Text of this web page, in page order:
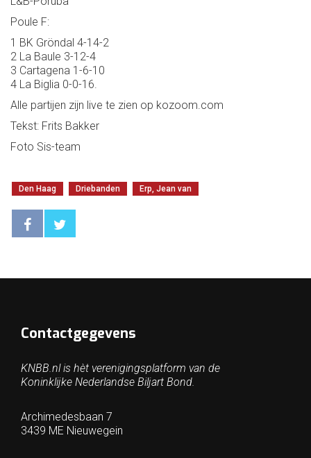
Poule F:
1 BK Gröndal 4-14-2
2 La Baule 3-12-4
3 Cartagena 1-6-10
4 La Biglia 0-0-16.
Alle partijen zijn live te zien op kozoom.com
Tekst: Frits Bakker
Foto Sis-team
Den Haag Driebanden Erp, Jean van
Contactgegevens
KNBB.nl is hèt verenigingsplatform van de
Koninklijke Nederlandse Biljart Bond.
Archimedesbaan 7
3439 ME Nieuwegein